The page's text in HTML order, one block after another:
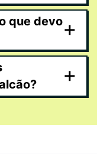
que devo+
+